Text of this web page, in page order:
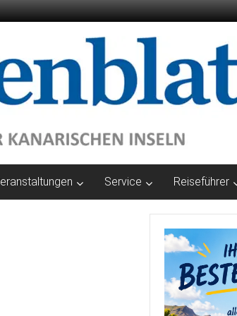
Service Reiseführer